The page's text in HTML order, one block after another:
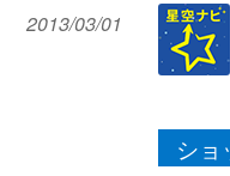
2013/03/01
ショ